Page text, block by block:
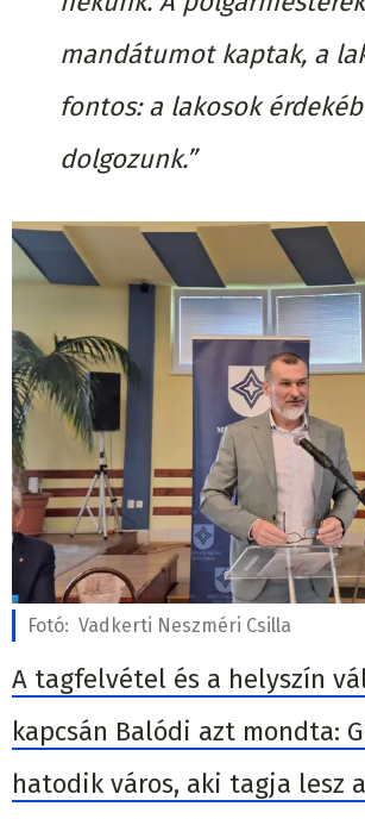
mandátumot kaptak, a
fontos: a lakosok
dolgozunk.”
Fotó: Vadkerti Neszméri Csilla
A tagfelvétel és a helyszín
kapcsán Balódi azt mondta:
hatodik város, aki tagja lesz